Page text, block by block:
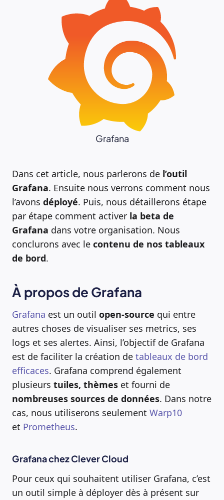
Grafana
Dans cet article, nous parlerons de l’outil
Grafana. Ensuite nous verrons comment nous
l’avons déployé. Puis, nous détaillerons étape
par étape comment activer la beta de
Grafana dans votre organisation. Nous
conclurons avec le contenu de nos tableaux
de bord.
À propos de Grafana
Grafana est un outil open-source qui entre
autres choses de visualiser ses metrics, ses
logs et ses alertes. Ainsi, l’objectif de Grafana
est de faciliter la création de tableaux de bord
efficaces. Grafana comprend également
plusieurs tuiles, thèmes et fourni de
nombreuses sources de données. Dans notre
cas, nous utiliserons seulement Warp10
et Prometheus.
Grafana chez Clever Cloud
Pour ceux qui souhaitent utiliser Grafana, c’est
un outil simple à déployer dès à présent sur